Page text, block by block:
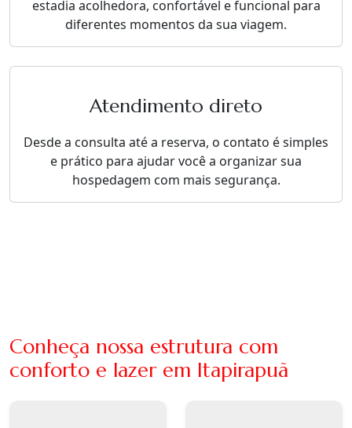
estadia acolhedora, confortável e funcional para
diferentes momentos da sua viagem.
Atendimento direto
Desde a consulta até a reserva, o contato é simples
e prático para ajudar você a organizar sua
hospedagem com mais segurança.
Conheça nossa estrutura com
conforto e lazer em Itapirapuã